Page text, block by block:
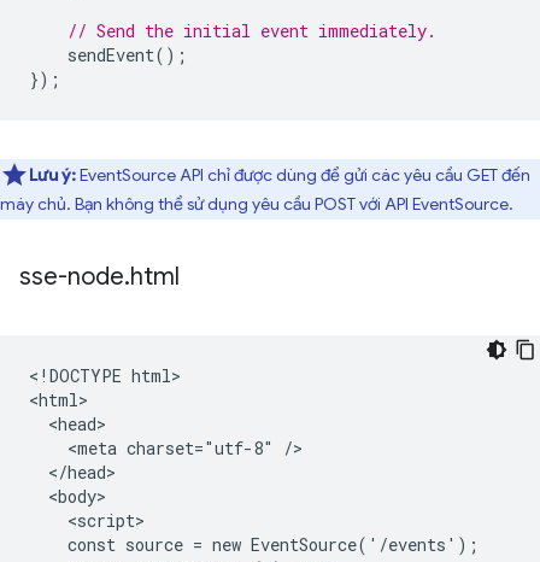
// Send the initial event immediately.
sendEvent();
});
Lưu ý:EventSource API chỉ được dùng để gửi các yêu cầu GET đến
máy chủ. Bạn không thể sử dụng yêu cầu POST với API EventSource.
sse-node.html
<!DOCTYPE html>
<html>
  <head>
    <meta charset="utf-8" />
  </head>
  <body>
    <script>
    const source = new EventSource('/events');